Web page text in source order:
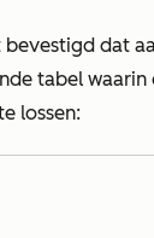
bevestigd dat
tabel
lossen: